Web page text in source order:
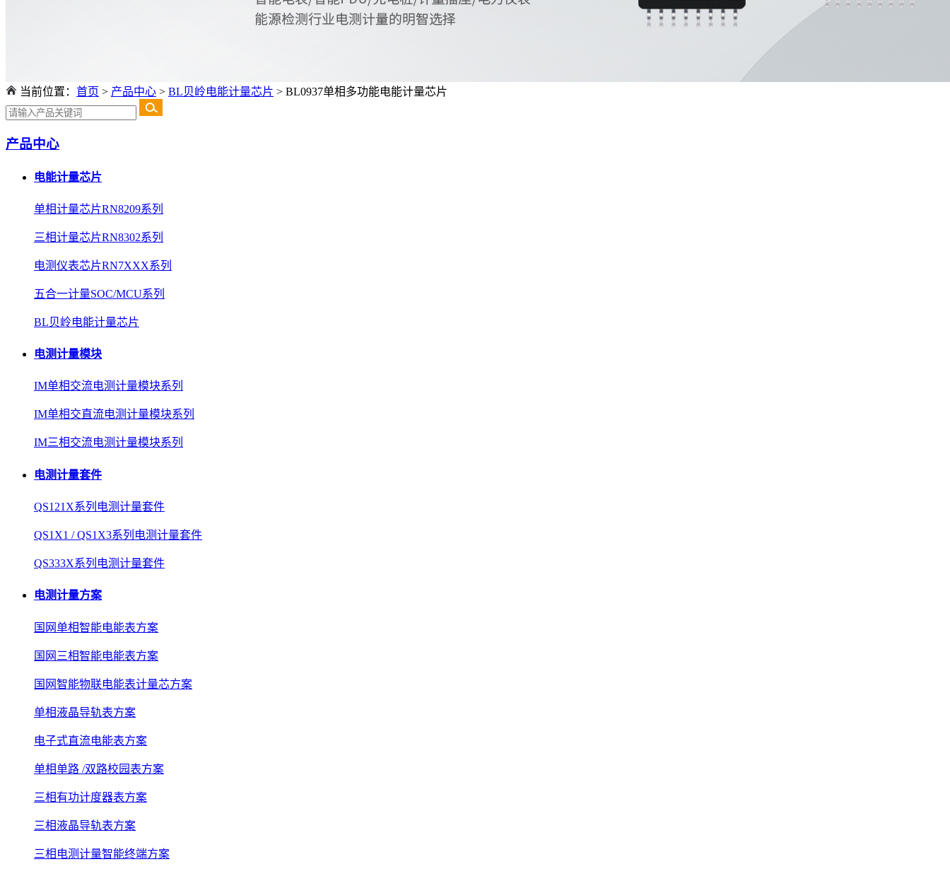
当前位置： 首页 > 产品中心 > BL贝岭电能计量芯片 > BL0937单相多功能电能计量芯片
产品中心
电能计量芯片
单相计量芯片RN8209系列
三相计量芯片RN8302系列
电测仪表芯片RN7XXX系列
五合一计量SOC/MCU系列
BL贝岭电能计量芯片
电测计量模块
IM单相交流电测计量模块系列
IM单相交直流电测计量模块系列
IM三相交流电测计量模块系列
电测计量套件
QS121X系列电测计量套件
QS1X1 / QS1X3系列电测计量套件
QS333X系列电测计量套件
电测计量方案
国网单相智能电能表方案
国网三相智能电能表方案
国网智能物联电能表计量芯方案
单相液晶导轨表方案
电子式直流电能表方案
单相单路 /双路校园表方案
三相有功计度器表方案
三相液晶导轨表方案
三相电测计量智能终端方案